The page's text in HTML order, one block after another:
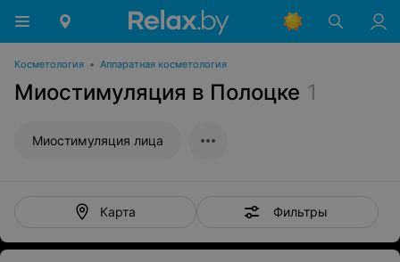
Косметология • Аппаратная косметология
Миостимуляция в Полоцке 1
Миостимуляция лица
Карта Фильтры